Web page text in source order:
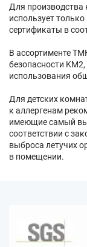
Для
использует
сертификаты в
В ассортименте
безопасности
использования
Для детских
к аллергенам
имеющие самый
соответствии с
выброса летучих
в помещении.